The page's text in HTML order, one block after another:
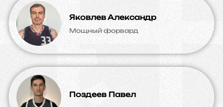
Яковлев Александр
Мощный форвард
Поздеев Павел